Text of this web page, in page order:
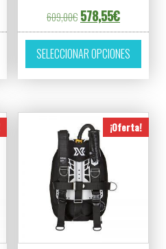
de precios: desde 578,55€ hasta
Este producto tiene múltiples variantes.
609,00€ El precio original
578,55€El precio
SELECCIONAR OPCIONES
Este
¡Oferta!